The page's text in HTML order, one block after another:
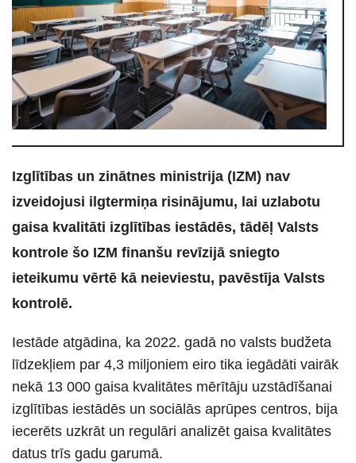
Izglītības un zinātnes ministrija (IZM) nav
izveidojusi ilgtermiņa risinājumu, lai uzlabotu
gaisa kvalitāti izglītības iestādēs, tādēļ Valsts
kontrole šo IZM finanšu revīzijā sniegto
ieteikumu vērtē kā neieviestu, pavēstīja Valsts
kontrolē.
Iestāde atgādina, ka 2022. gadā no valsts budžeta
līdzekļiem par 4,3 miljoniem eiro tika iegādāti vairāk
nekā 13 000 gaisa kvalitātes mērītāju uzstādīšanai
izglītības iestādēs un sociālās aprūpes centros, bija
iecerēts uzkrāt un regulāri analizēt gaisa kvalitātes
datus trīs gadu garumā.